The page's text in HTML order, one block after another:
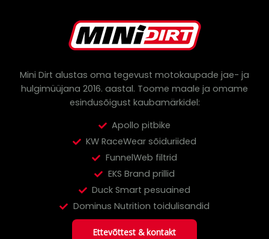
Mini Dirt alustas oma tegevust motokaupade jae- ja
hulgimüüjana 2016. aastal. Toome maale ja omame
esindusõigust kaubamärkidel:
Apollo pitbike
KW RaceWear sõiduriided
FunnelWeb filtrid
EKS Brand prillid
Duck Smart pesuained
Dominus Nutrition toidulisandid
Ettevõttest & kontakt